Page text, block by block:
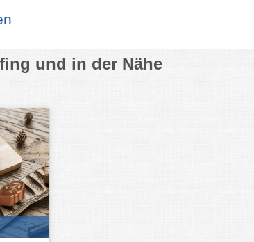
und in der Nähe